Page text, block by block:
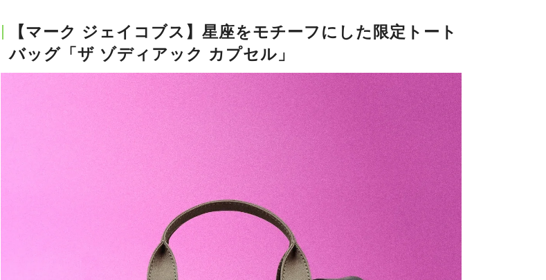
【マーク ジェイコブス】星座をモチーフにした限定トート
バッグ「ザ ゾディアック カプセル」